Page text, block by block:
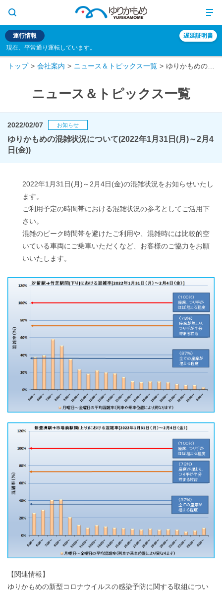
運行情報
現在、平常通り運転しています。
遅延証明書
トップ 会社案内 ニュース＆トピックス一覧
ニュース＆トピックス一覧
2022/02/07 お知らせ
ゆりかもめの混雑状況について(2022年1月31日(月)～2月4
日(金))
2022年1月31日(月)～2月4日(金)の混雑状況をお知らせいたし
ます。
ご利用予定の時間帯における混雑状況の参考としてご活用下
さい。
混雑のピーク時間帯を避けたご利用や、混雑時には比較的空
いている車両にご乗車いただくなど、お客様のご協力をお願
いいたします。
【関連情報】
ゆりかもめの新型コロナウイルスの感染予防に関する取組につい